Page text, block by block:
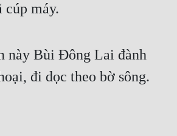
cúp máy.
này Bùi Đông Lai đành
đi dọc theo bờ sông.